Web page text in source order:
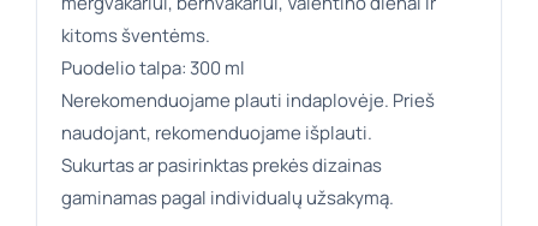
kitoms šventėms.
Puodelio talpa: 300 ml
Nerekomenduojame plauti indaplovėje. Prieš
naudojant, rekomenduojame išplauti.
Sukurtas ar pasirinktas prekės dizainas
gaminamas pagal individualų užsakymą.